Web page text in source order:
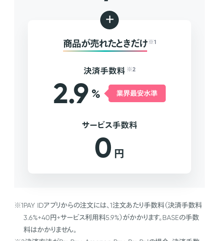
+
商品が売れたときだけ ※1
決済手数料 ※2
2.9 % 業界最安水準
サービス手数料
0 円
※1PAY IDアプリからの注文には、1注文あたり手数料（決済手数料
3.6%+40円+サービス利用料5.9%）がかかります。BASEの手数
料はかかりません。